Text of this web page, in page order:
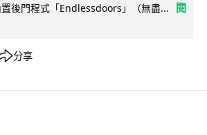
後門程式「Endlessdoors」（無盡...
閱
分享